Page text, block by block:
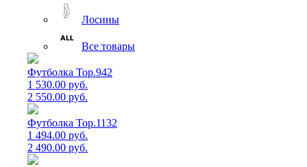
Лосины
Все товары
Футболка Top.942
1 530.00 руб.
2 550.00 руб.
Футболка Top.1132
1 494.00 руб.
2 490.00 руб.